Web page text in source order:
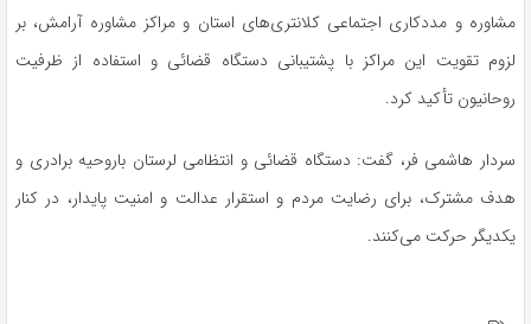
مشاوره و مددکاری اجتماعی کلانتری‌های استان و مراکز مشاوره آرامش، بر
لزوم تقویت این مراکز با پشتیبانی دستگاه قضائی و استفاده از ظرفیت
روحانیون تأکید کرد.
سردار هاشمی فر، گفت: دستگاه قضائی و انتظامی لرستان باروحیه برادری و
هدف مشترک، برای رضایت مردم و استقرار عدالت و امنیت پایدار، در کنار
یکدیگر حرکت می‌کنند.